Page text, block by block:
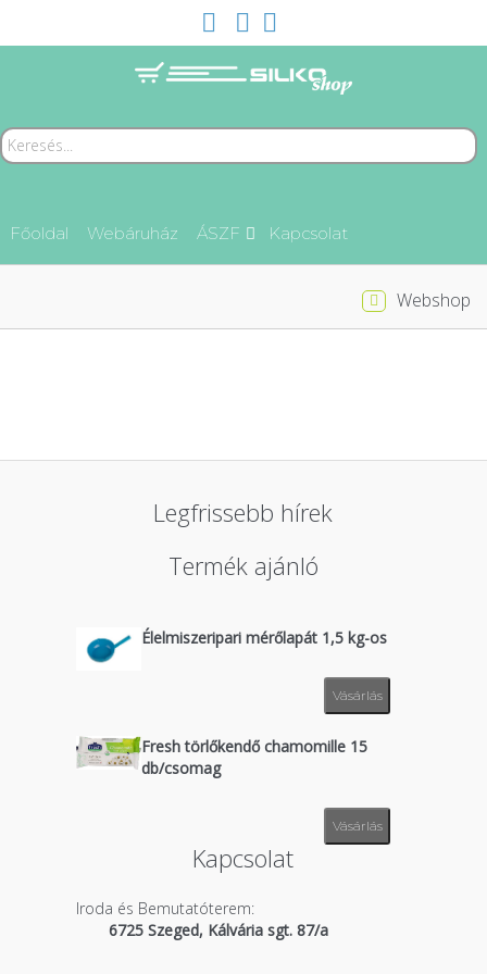
Főoldal Webáruház ÁSZF Kapcsolat
Webshop
Legfrissebb hírek
Termék ajánló
Élelmiszeripari mérőlapát 1,5 kg-os
Vásárlás
Fresh törlőkendő chamomille 15
db/csomag
Vásárlás
Kapcsolat
Iroda és Bemutatóterem:
6725 Szeged, Kálvária sgt. 87/a